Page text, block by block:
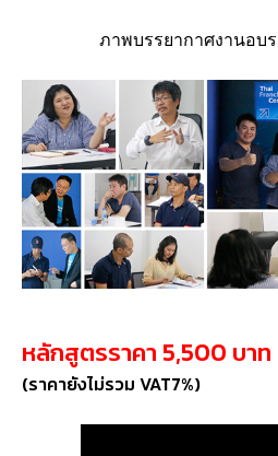
ภาพบรรยากาศงานอบ
หลักสูตรราคา 5,500 บาท
(ราคายังไม่รวม VAT7%)